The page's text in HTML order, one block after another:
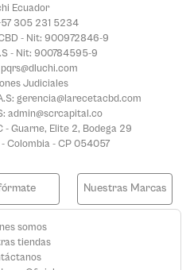
Ecuador
305 231 5234
- Nit: 900972846-9
- Nit: 900784595-9
Judiciales
gerencia@larecetacbd.com
admin@scrcapital.co
Guarne, Elite 2, Bodega 29
Colombia - CP 054057
Nuestras Marcas
somos
tiendas